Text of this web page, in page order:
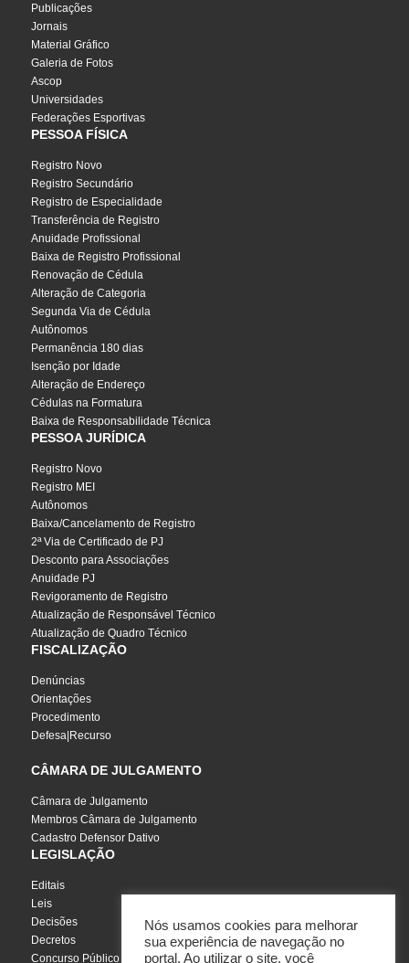
Publicações
Jornais
Material Gráfico
Galeria de Fotos
Ascop
Universidades
Federações Esportivas
PESSOA FÍSICA
Registro Novo
Registro Secundário
Registro de Especialidade
Transferência de Registro
Anuidade Profissional
Baixa de Registro Profissional
Renovação de Cédula
Alteração de Categoria
Segunda Via de Cédula
Autônomos
Permanência 180 dias
Isenção por Idade
Alteração de Endereço
Cédulas na Formatura
Baixa de Responsabilidade Técnica
PESSOA JURÍDICA
Registro Novo
Registro MEI
Autônomos
Baixa/Cancelamento de Registro
2ª Via de Certificado de PJ
Desconto para Associações
Anuidade PJ
Revigoramento de Registro
Atualização de Responsável Técnico
Atualização de Quadro Técnico
FISCALIZAÇÃO
Denúncias
Orientações
Procedimento
Defesa|Recurso
CÂMARA DE JULGAMENTO
Câmara de Julgamento
Membros Câmara de Julgamento
Cadastro Defensor Dativo
LEGISLAÇÃO
Editais
Leis
Decisões
Decretos
Concurso Público
Nós usamos cookies para melhorar
sua experiência de navegação no
portal. Ao utilizar o site, você